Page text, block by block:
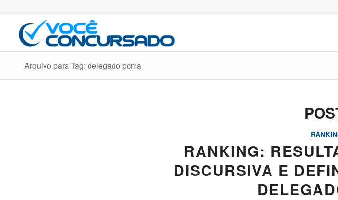
Arquivo para Tag: delegado pcma
RANKING:
DISCURSIVA E